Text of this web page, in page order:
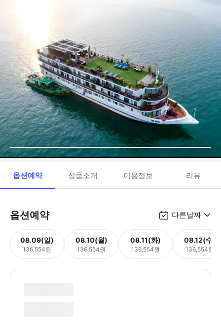
옵션예약 상품소개 이용정보 리뷰
옵션예약 다른날짜
08.09(일)
136,554원
08.10(월)
136,554원
08.11(화)
136,554원
08.12(수)
136,554원